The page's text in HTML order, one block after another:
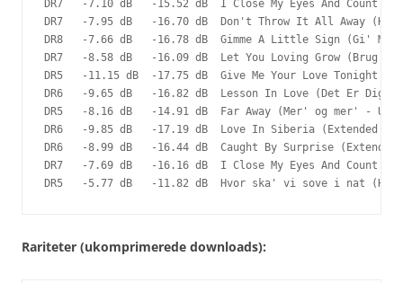
DR7   -7.10 dB   -15.52 dB  I Close My Eyes And Count To
DR7   -7.95 dB   -16.70 dB  Don't Throw It All Away
DR8   -7.66 dB   -16.78 dB  Gimme A Little Sign (Gi' Mig
DR7   -8.58 dB   -16.09 dB  Let You Loving Grow (Brug
DR5   -11.15 dB  -17.75 dB  Give Me Your Love Tonight
DR6   -9.65 dB   -16.82 dB  Lesson In Love (Det Er Dig
DR5   -8.16 dB   -14.91 dB  Far Away (Mer' og mer' - UK
DR6   -9.85 dB   -17.19 dB  Love In Siberia (Extended
DR6   -8.99 dB   -16.44 dB  Caught By Surprise
DR7   -7.69 dB   -16.16 dB  I Close My Eyes And Count
DR5   -5.77 dB   -11.82 dB  Hvor ska' vi sove i nat
Rariteter (ukomprimerede downloads):